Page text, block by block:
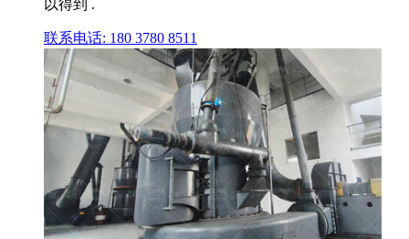
以得到 .
联系电话: 180 3780 8511